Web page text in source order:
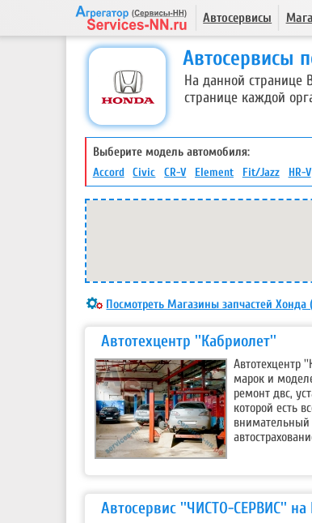
Автосервисы
Автосервисы
На данной странице
странице каждой
Автотехцентр ''Кабриолет''
Автотехцентр
марок и
ремонт двс,
которой есть
внимательный
Автосервис ''ЧИСТО-СЕРВИС''
Выберите модель автомобиля:
Accord Civic CR-V Element Fit/Jazz HR-V
Посмотреть Магазины запчастей Хонда